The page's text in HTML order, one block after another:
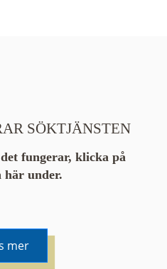
SÖKTJÄNSTEN
fungerar, klicka på
här under.
mer